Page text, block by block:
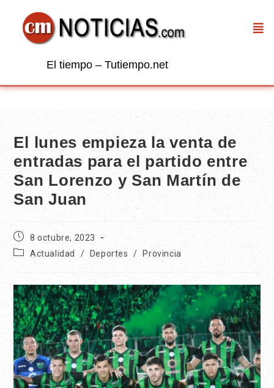
El tiempo – Tutiempo.net
El lunes empieza la venta de
entradas para el partido entre
San Lorenzo y San Martín de
San Juan
8 octubre, 2023
Actualidad
/ Deportes / Provincia